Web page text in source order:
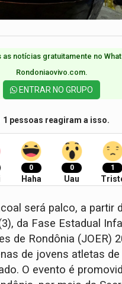
as notícias gratuitamente no
Rondoniaovivo.com.​
ENTRAR NO GRUPO
1 pessoas reagiram a isso.
0
Haha
0
Uau
1
será palco, a partir
da Fase Estadual
de Rondônia (JOER)
de jovens atletas
O evento é